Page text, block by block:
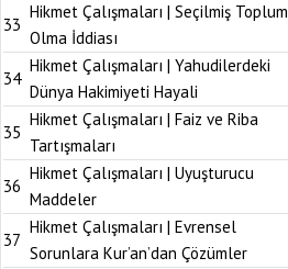
33
Hikmet Çalışmaları | Seçilmiş Toplum
Olma İddiası
34
Hikmet Çalışmaları | Yahudilerdeki
Dünya Hakimiyeti Hayali
35
Hikmet Çalışmaları | Faiz ve Riba
Tartışmaları
36
Hikmet Çalışmaları | Uyuşturucu
Maddeler
37
Hikmet Çalışmaları | Evrensel
Sorunlara Kur’an’dan Çözümler